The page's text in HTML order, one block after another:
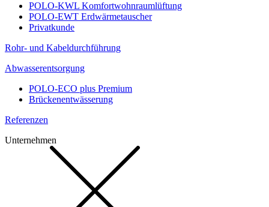
POLO-KWL Komfortwohnraumlüftung
POLO-EWT Erdwärmetauscher
Privatkunde
Rohr- und Kabeldurchführung
Abwasserentsorgung
POLO-ECO plus Premium
Brückenentwässerung
Referenzen
Unternehmen